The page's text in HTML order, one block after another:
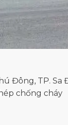
Đông, TP. Sa
chống cháy